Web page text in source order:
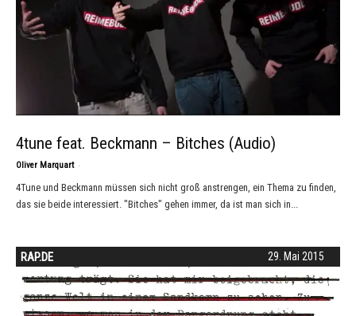
4tune feat. Beckmann – Bitches (Audio)
Oliver Marquart -
4Tune und Beckmann müssen sich nicht groß anstrengen, ein Thema zu finden,
das sie beide interessiert. "Bitches" gehen immer, da ist man sich in...
29. Mai 2015
RAP.DE